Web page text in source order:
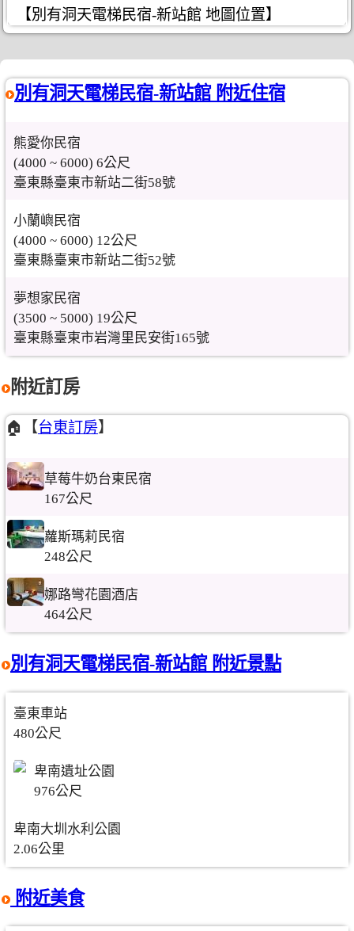
【別有洞天電梯民宿-新站館 地圖位置】
別有洞天電梯民宿-新站館 附近住宿
熊愛你民宿
(4000 ~ 6000) 6公尺
臺東縣臺東市新站二街58號
小蘭嶼民宿
(4000 ~ 6000) 12公尺
臺東縣臺東市新站二街52號
夢想家民宿
(3500 ~ 5000) 19公尺
臺東縣臺東市岩灣里民安街165號
附近訂房
🏠【台東訂房】
草莓牛奶台東民宿
167公尺
蘿斯瑪莉民宿
248公尺
娜路彎花園酒店
464公尺
別有洞天電梯民宿-新站館 附近景點
臺東車站
480公尺
卑南遺址公園
976公尺
卑南大圳水利公園
2.06公里
附近美食